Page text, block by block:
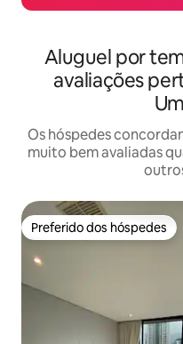
Aluguel por
avaliações
Os hóspedes
muito bem avaliadas
Preferido dos hóspedes
Preferido dos hóspedes